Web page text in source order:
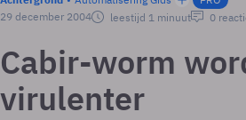
29 december 2004
leestijd 1 minuut 0
Cabir-worm
virulenter